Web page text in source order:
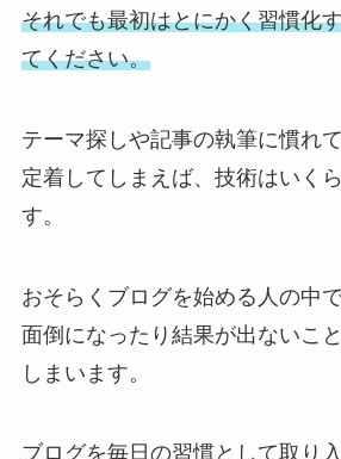
それでも最初はとにかく習慣化
てください。
テーマ探しや記事の執筆に慣れ
定着してしまえば、技術はいく
す。
おそらくブログを始める人の中
面倒になったり結果が出ないこ
しまいます。
ブログを毎日の習慣として取り